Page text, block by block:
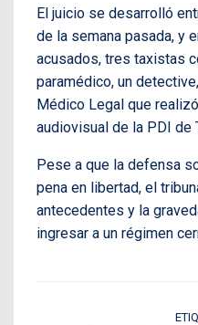
El juicio se desarrolló
de la semana pasada, y
acusados, tres taxistas
paramédico, un
Médico Legal que
audiovisual de la PDI de
Pese a que la defensa
pena en libertad, el
antecedentes y la
ingresar a un régimen